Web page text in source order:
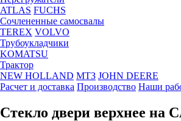
ATLAS FUCHS
Сочлененные самосвалы
TEREX VOLVO
Трубоукладчики
KOMATSU
Трактор
NEW HOLLAND МТЗ JOHN DEERE
Расчет и доставка Производство Наши
Стекло двери верхнее на